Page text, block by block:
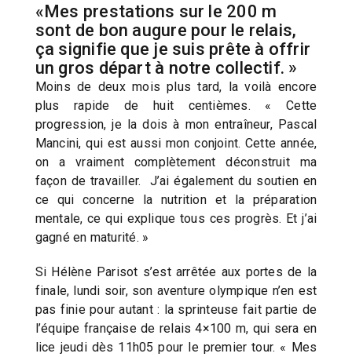
«Mes prestations sur le 200 m
sont de bon augure pour le relais,
ça signifie que je suis prête à offrir
un gros départ à notre collectif. »
Moins de deux mois plus tard, la voilà encore
plus rapide de huit centièmes. « Cette
progression, je la dois à mon entraîneur, Pascal
Mancini, qui est aussi mon conjoint. Cette année,
on a vraiment complètement déconstruit ma
façon de travailler. J’ai également du soutien en
ce qui concerne la nutrition et la préparation
mentale, ce qui explique tous ces progrès. Et j’ai
gagné en maturité. »
Si Hélène Parisot s’est arrêtée aux portes de la
finale, lundi soir, son aventure olympique n’en est
pas finie pour autant : la sprinteuse fait partie de
l’équipe française de relais 4×100 m, qui sera en
lice jeudi dès 11h05 pour le premier tour. « Mes